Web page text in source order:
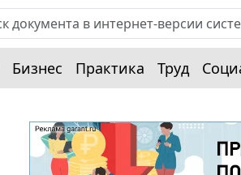
Бизнес Практика Труд